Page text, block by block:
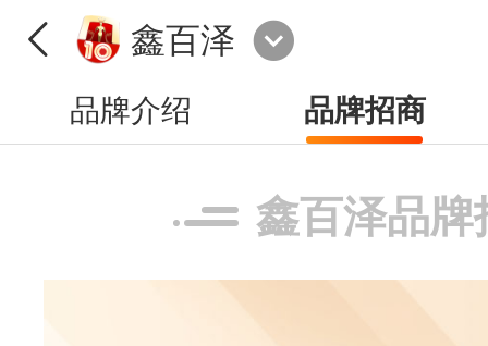
鑫百泽
品牌介绍 品牌招商
鑫百泽品牌